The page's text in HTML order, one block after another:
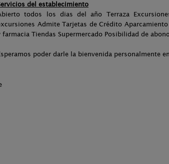
del establecimiento
todos los dias del año Terraza
Admite Tarjetas de Crédito
farmacia Tiendas Supermercado Posibilidad de
poder darle la bienvenida personalmente